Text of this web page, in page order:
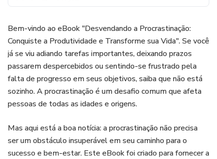
Bem-vindo ao eBook "Desvendando a Procrastinação:
Conquiste a Produtividade e Transforme sua Vida". Se você
já se viu adiando tarefas importantes, deixando prazos
passarem despercebidos ou sentindo-se frustrado pela
falta de progresso em seus objetivos, saiba que não está
sozinho. A procrastinação é um desafio comum que afeta
pessoas de todas as idades e origens.
Mas aqui está a boa notícia: a procrastinação não precisa
ser um obstáculo insuperável em seu caminho para o
sucesso e bem-estar. Este eBook foi criado para fornecer a